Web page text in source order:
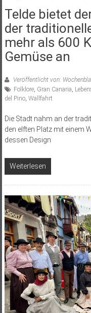
Telde bietet
der
mehr als 600
Gemüse an
Veröffentlicht von:
Folklore, Gran Canaria
del Pino, Wallfahrt
Die Stadt nahm an der
den elften Platz mit einem
dessen Design
Weiterlesen